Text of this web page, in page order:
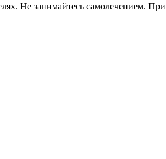
Не занимайтесь самолечением. При